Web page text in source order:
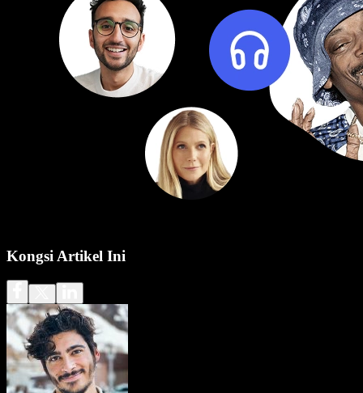
Kongsi Artikel Ini